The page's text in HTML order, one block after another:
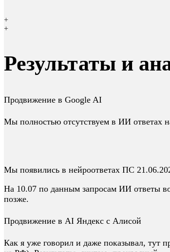
+
+
Результаты и
Продвижение в Google AI
Мы полностью отсутствуем в ИИ ответах
Мы появились в нейроответах ПС
На 10.07 по данным запросам ИИ ответы
позже.
Продвижение в AI Яндекс с Алисой
Как я уже говорил и даже показывал, тут